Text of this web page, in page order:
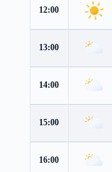
12:00
13:00
14:00
15:00
16:00